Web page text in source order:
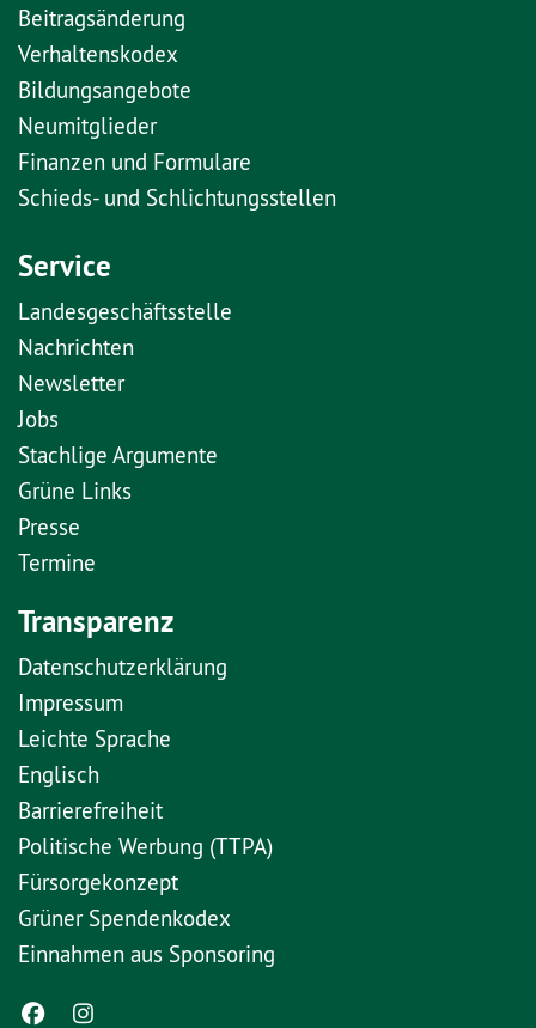
Beitragsänderung
Verhaltenskodex
Bildungsangebote
Neumitglieder
Finanzen und Formulare
Schieds- und Schlichtungsstellen
Service
Landesgeschäftsstelle
Nachrichten
Newsletter
Jobs
Stachlige Argumente
Grüne Links
Presse
Termine
Transparenz
Datenschutzerklärung
Impressum
Leichte Sprache
Englisch
Barrierefreiheit
Politische Werbung (TTPA)
Fürsorgekonzept
Grüner Spendenkodex
Einnahmen aus Sponsoring